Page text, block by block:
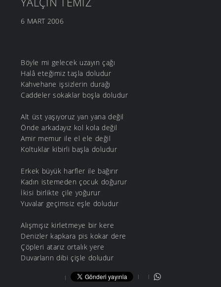
6 MART 2006
Böyle mi gelecek uzayın çağı
Halâ eteğimiz taşla doludur
Kahvehane işsizlerin durağı
Caddeler sokaklar boşla doludur
Alt üst yaşıyoruz yan yana değil
Önde arkadayız kol kola değil
Amir memur ile el ele değil
Koltuklar kibirli başla doludur
Erkek büyük harfler ile bağırır
Kadın istemeden çocuk doğurur
İkisi birlikte çile yoğurur
Yuvalar geçimsiz eşle doludur
Alışmışız kirletmeye bir kere
Denizler kapkara pis kokar dere
Çöpleri atarız ortalık yere
Duvarların dibi çişle doludur